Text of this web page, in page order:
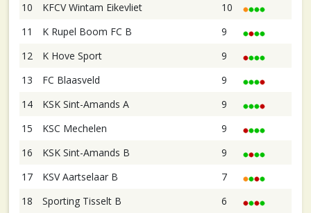
10
KFCV Wintam Eikevliet
10
11
K Rupel Boom FC B
9
12
K Hove Sport
9
13
FC Blaasveld
9
14
KSK Sint-Amands A
9
15
KSC Mechelen
9
16
KSK Sint-Amands B
9
17
KSV Aartselaar B
7
18
Sporting Tisselt B 6